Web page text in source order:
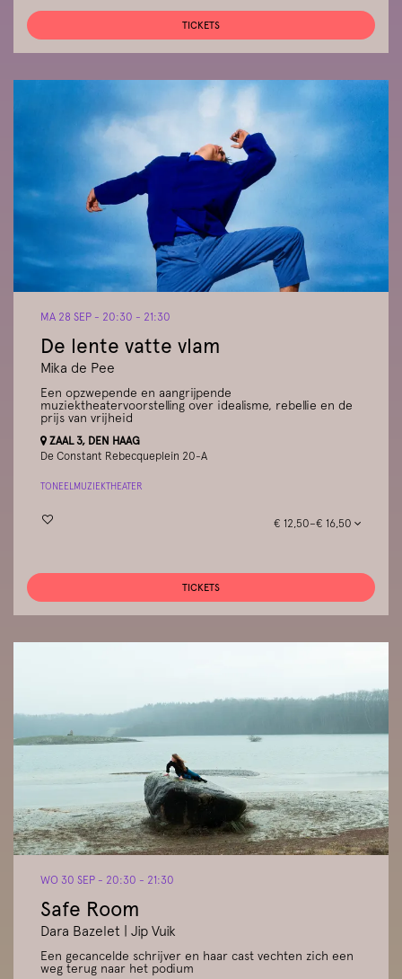
TICKETS
De lente vatte vlam
Mika de Pee
MA 28 SEP - 20:30 - 21:30
Een opzwepende en aangrijpende
muziektheatervoorstelling over idealisme, rebellie en de
prijs van vrijheid
ZAAL 3, DEN HAAG
De Constant Rebecqueplein 20-A
TONEELMUZIEKTHEATER
€ 12,50–€ 16,50
TICKETS
Safe Room
Dara Bazelet | Jip Vuik
WO 30 SEP - 20:30 - 21:30
Een gecancelde schrijver en haar cast vechten zich een
weg terug naar het podium